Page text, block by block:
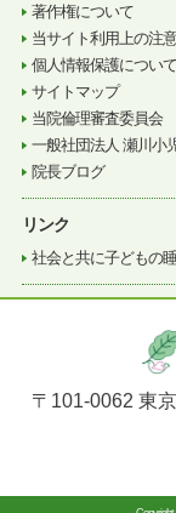
著作権について
当サイト利用上の注意
個人情報保護について
サイトマップ
当院倫理審査委員会
一般社団法人 瀬川小
院長ブログ
リンク
社会と共に子どもの
〒101-0062 東